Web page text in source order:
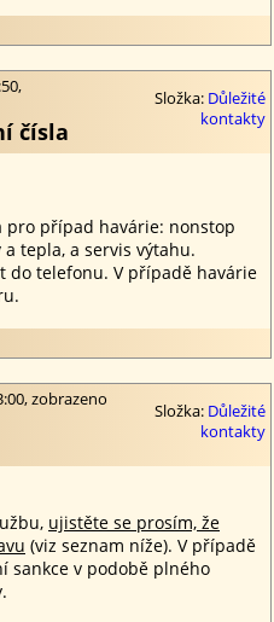
čísla
Složka: Důležité
kontakty
případ havárie: nonstop
tepla, a servis výtahu.
do telefonu. V případě havárie
zobrazeno
Složka: Důležité
kontakty
ujistěte se prosím, že
(viz seznam níže). V případě
sankce v podobě plného